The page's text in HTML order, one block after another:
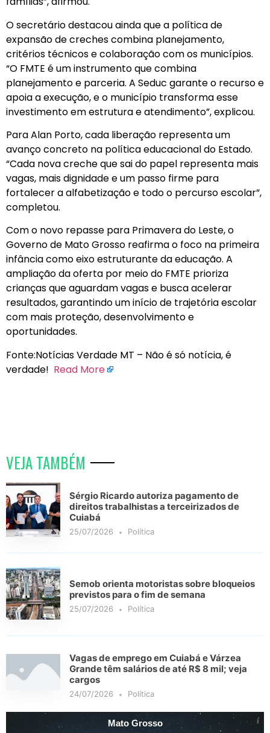
O secretário destacou ainda que a política de
expansão de creches combina planejamento,
critérios técnicos e colaboração com os municípios.
“O FMTE é um instrumento que combina
planejamento e parceria. A Seduc garante o recurso e
apoia a execução, e o município transforma esse
investimento em estrutura e atendimento”, explicou.
Para Alan Porto, cada liberação representa um
avanço concreto na política educacional do Estado.
“Cada nova creche que sai do papel representa mais
vagas, mais dignidade e um passo firme para
fortalecer a alfabetização e todo o percurso escolar”,
completou.
Com o novo repasse para Primavera do Leste, o
Governo de Mato Grosso reafirma o foco na primeira
infância como eixo estruturante da educação. A
ampliação da oferta por meio do FMTE prioriza
crianças que aguardam vagas e busca acelerar
resultados, garantindo um início de trajetória escolar
com mais proteção, desenvolvimento e
oportunidades.
Fonte:Notícias Verdade MT – Não é só notícia, é
verdade! Read More
VEJA TAMBÉM
Sérgio Ricardo autoriza pagamento de
direitos trabalhistas a terceirizados de
Cuiabá
25/07/2026 Política
Semob orienta motoristas sobre bloqueios
previstos para o fim de semana
25/07/2026 Política
Vagas de emprego em Cuiabá e Várzea
Grande têm salários de até R$ 8 mil; veja
cargos
24/07/2026 Política
Mato Grosso